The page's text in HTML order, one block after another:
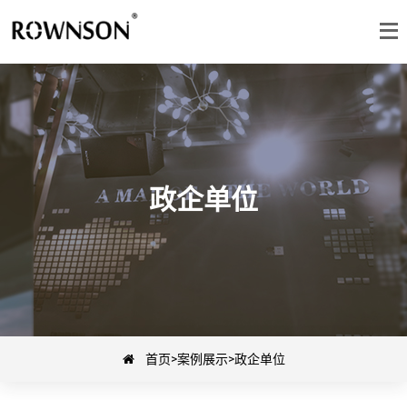
政企单位
首页>案例展示>政企单位